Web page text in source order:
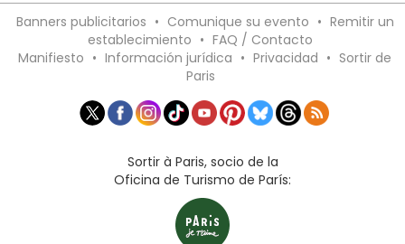
Banners publicitarios • Comunique su evento • Remitir un
establecimiento • FAQ / Contacto
Manifiesto • Información jurídica • Privacidad • Sortir de
Paris
Sortir à Paris, socio de la
Oficina de Turismo de París: